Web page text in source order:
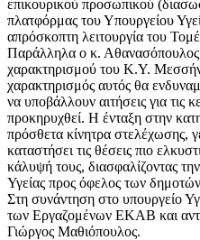
επικουρικού προσωπικού
πλατφόρμας του Υπουργείου
απρόσκοπτη λειτουργία του
Παράλληλα ο κ. Αθανασόπουλος
χαρακτηρισμού του Κ.Υ.
χαρακτηρισμός αυτός θα
να υποβάλλουν αιτήσεις για τις
προκηρυχθεί. Η ένταξη στην
πρόσθετα κίνητρα στελέχωσης,
καταστήσει τις θέσεις πιο
κάλυψή τους, διασφαλίζοντας
Υγείας προς όφελος των
Στη συνάντηση στο υπουργείο
των Εργαζομένων ΕΚΑΒ και
Γιώργος Μαθιόπουλος.